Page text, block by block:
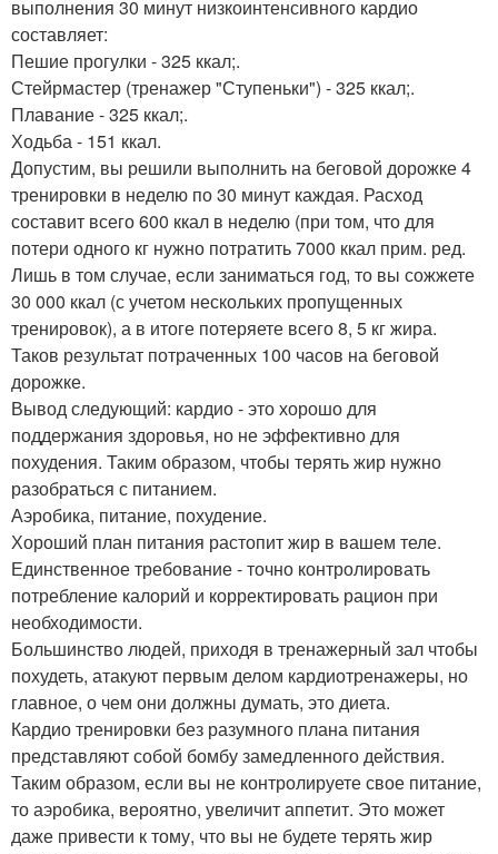
выполнения 30 минут низкоинтенсивного кардио
составляет:
Пешие прогулки - 325 ккал;.
Стейрмастер (тренажер "Ступеньки") - 325 ккал;.
Плавание - 325 ккал;.
Ходьба - 151 ккал.
Допустим, вы решили выполнить на беговой дорожке 4
тренировки в неделю по 30 минут каждая. Расход
составит всего 600 ккал в неделю (при том, что для
потери одного кг нужно потратить 7000 ккал прим. ред.
Лишь в том случае, если заниматься год, то вы сожжете
30 000 ккал (с учетом нескольких пропущенных
тренировок), а в итоге потеряете всего 8, 5 кг жира.
Таков результат потраченных 100 часов на беговой
дорожке.
Вывод следующий: кардио - это хорошо для
поддержания здоровья, но не эффективно для
похудения. Таким образом, чтобы терять жир нужно
разобраться с питанием.
Аэробика, питание, похудение.
Хороший план питания растопит жир в вашем теле.
Единственное требование - точно контролировать
потребление калорий и корректировать рацион при
необходимости.
Большинство людей, приходя в тренажерный зал чтобы
похудеть, атакуют первым делом кардиотренажеры, но
главное, о чем они должны думать, это диета.
Кардио тренировки без разумного плана питания
представляют собой бомбу замедленного действия.
Таким образом, если вы не контролируете свое питание,
то аэробика, вероятно, увеличит аппетит. Это может
даже привести к тому, что вы не будете терять жир